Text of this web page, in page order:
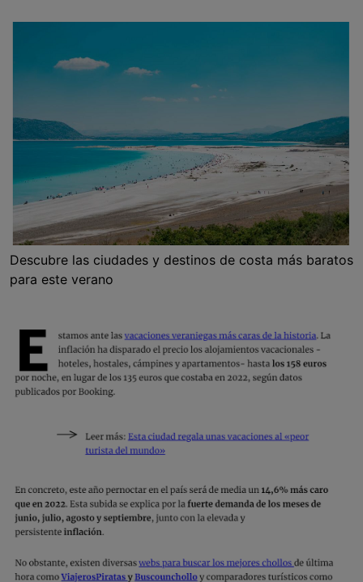
Descubre las ciudades y destinos de costa más baratos
para este verano